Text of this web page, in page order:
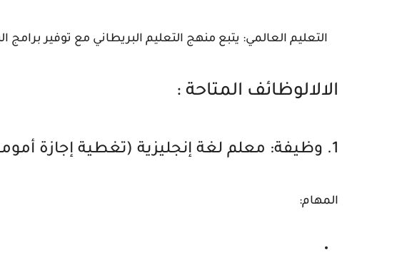
التعليم العالمي: يتبع منهج التعليم البريطاني مع توفير برامج
الالالوظائف المتاحة :
1. وظيفة: معلم لغة إنجليزية (تغطية إجازة أمومة) – المرحلة الثانوية
المهام: